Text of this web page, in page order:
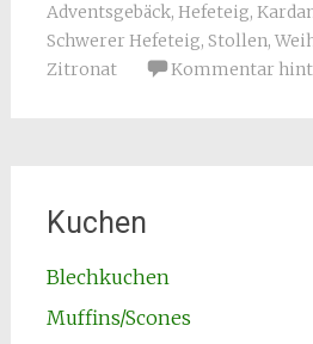
Adventsgebäck, Hefeteig,
Schwerer Hefeteig, Stollen,
Zitronat
Kommentar
Kuchen
Blechkuchen
Muffins/Scones